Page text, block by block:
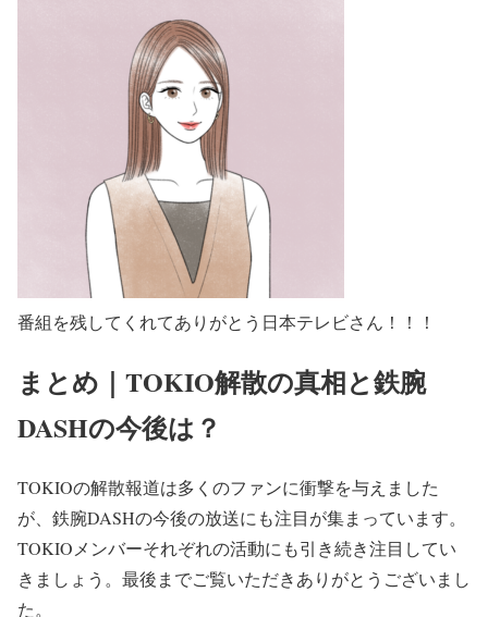
番組を残してくれてありがとう日本テレビさん！！！
まとめ｜TOKIO解散の真相と鉄腕
DASHの今後は？
TOKIOの解散報道は多くのファンに衝撃を与えました
が、鉄腕DASHの今後の放送にも注目が集まっています。
TOKIOメンバーそれぞれの活動にも引き続き注目してい
きましょう。最後までご覧いただきありがとうございまし
た。